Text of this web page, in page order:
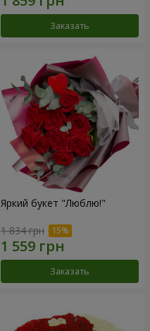
Заказать
Яркий букет "Люблю!"
1 834 грн
Заказать